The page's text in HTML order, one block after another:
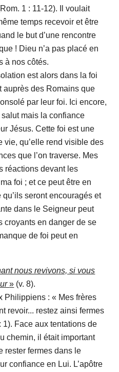
1 : 11-12). Il voulait
temps recevoir et être
le but d’une rencontre
! Dieu n’a pas placé en
à nos côtés.
est alors dans la foi
auprès des Romains que
par leur foi. Ici encore,
salut mais la confiance
Jésus. Cette foi est une
vie, qu’elle rend visible des
que l’on traverse. Mes
réactions devant les
foi ; et ce peut être en
seront encouragés et
dans le Seigneur peut
croyants en danger de se
de foi peut en
nous revivons, si vous
» (v. 8).
: « Mes frères
revoir... restez ainsi fermes
Face aux tentations de
chemin, il était important
rester fermes dans le
confiance en Lui. L’apôtre